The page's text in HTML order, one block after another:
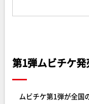
第1弾ムビチケ発
ムビチケ第1弾が全国